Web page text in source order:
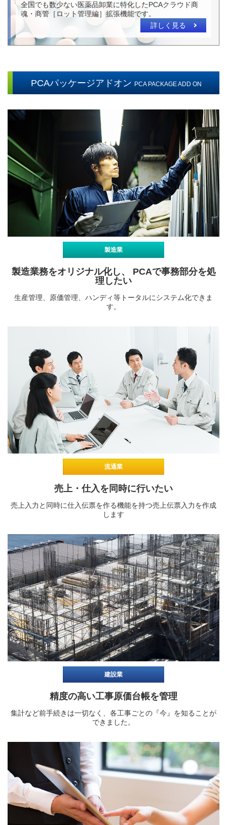
全国でも数少ない医薬品卸業に特化したPCAクラウド商
魂・商管［ロット管理編］拡張機能です。
詳しく見る
PCAパッケージアドオン PCA PACKAGE ADD ON
製造業
製造業務をオリジナル化し、 PCAで事務部分を処
理したい
生産管理、原価管理、ハンディ等トータルにシステム化できま
す。
流通業
売上・仕入を同時に行いたい
売上入力と同時に仕入伝票を作る機能を持つ売上伝票入力を作成
します
建設業
精度の高い工事原価台帳を管理
集計など前手続きは一切なく、各工事ごとの『今』を知ることが
できました。